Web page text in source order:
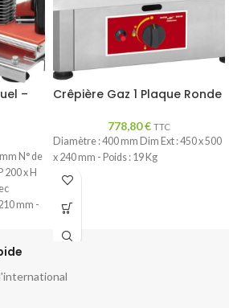
–
N° de
200 x H
mm -
Crêpière Gaz 1 Plaque Ronde
778,80€ TTC
Diamètre : 400 mm Dim Ext : 450 x 500
x 240 mm - Poids : 19 Kg